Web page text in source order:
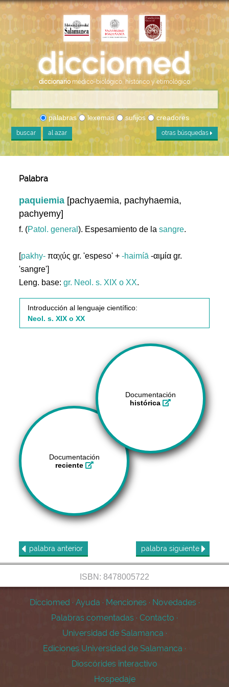
diccionario médico-biológico, histórico y etimológico
palabras lexemas sufijos creadores
buscar al azar otras búsquedas
Palabra
paquiemia [pachyaemia, pachyhaemia,
pachyemy]
f. (Patol. general). Espesamiento de lasangre.
[pakhy- παχύς gr. 'espeso' +-haimíā -αιμία gr.
'sangre']
Leng. base:gr. Neol. s. XIX o XX.
Introducción al lenguaje científico:
Neol. s. XIX o XX
Documentación
histórica
Documentación
reciente
palabra anterior palabra siguiente
ISBN: 8478005722
Dicciomed · Ayuda · Menciones · Novedades ·
Palabras comentadas · Contacto ·
Universidad de Salamanca ·
Ediciones Universidad de Salamanca ·
Dioscórides interactivo
Hospedaje